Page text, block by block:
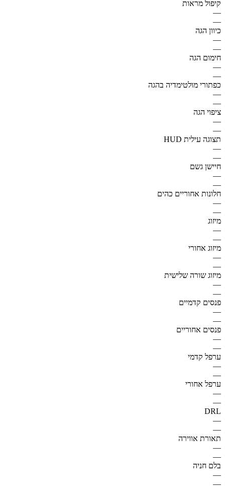
קיפול מראות
—
—
כיוון הגה
—
—
חימום הגה
—
—
כפתורי מולטימדיה בהגה
—
—
ציפוי הגה
—
—
תצוגה עילית HUD
—
—
חיישן גשם
—
—
חלונות אחוריים כהים
—
—
מיזוג
—
—
מיזוג אחורי
—
—
מיזוג שורה שלישית
—
—
פנסים קדמיים
—
—
פנסים אחוריים
—
—
ערפל קדמי
—
—
ערפל אחורי
—
—
DRL
—
—
תאורת אווירה
—
—
בלם חניה
—
—